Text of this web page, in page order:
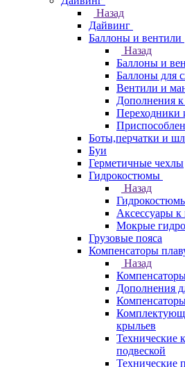
Назад
Дайвинг
Баллоны и вентили
Назад
Баллоны и
Баллоны для
Вентили и
Дополнения
Переходники
Боты,перчатки и
Буи
Герметичные чехлы
Гидрокостюмы
Назад
Аксессуары
Мокрые
Грузовые пояса
Компенсаторы
Назад
Дополнения
крыльев
Технические
подвеской
Технические